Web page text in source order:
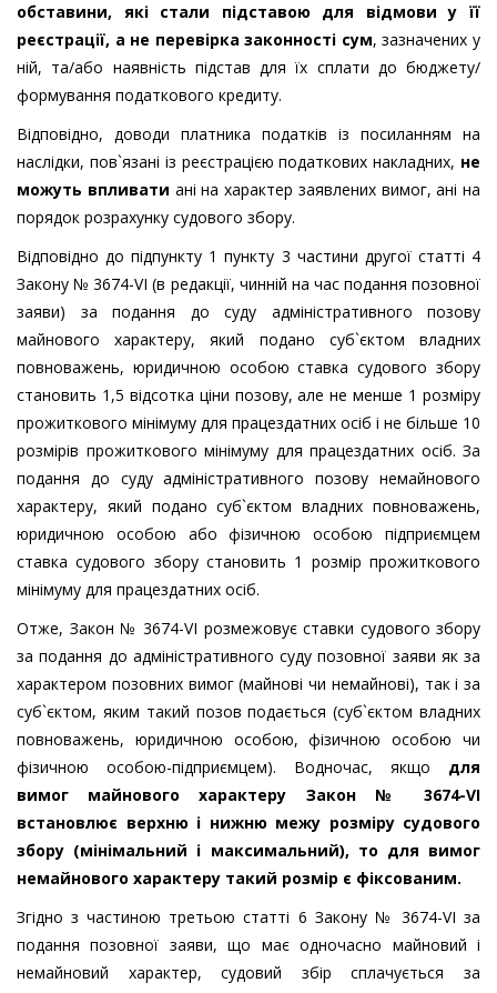
обставини, які стали підставою для відмови у її
реєстрації, а не перевірка законності сум, зазначених у
ній, та/або наявність підстав для їх сплати до бюджету/
формування податкового кредиту.
Відповідно, доводи платника податків із посиланням на
наслідки, пов`язані із реєстрацією податкових накладних, не
можуть впливати ані на характер заявлених вимог, ані на
порядок розрахунку судового збору.
Відповідно до підпункту 1 пункту 3 частини другої статті 4
Закону № 3674-VI (в редакції, чинній на час подання позовної
заяви) за подання до суду адміністративного позову
майнового характеру, який подано суб`єктом владних
повноважень, юридичною особою ставка судового збору
становить 1,5 відсотка ціни позову, але не менше 1 розміру
прожиткового мінімуму для працездатних осіб і не більше 10
розмірів прожиткового мінімуму для працездатних осіб. За
подання до суду адміністративного позову немайнового
характеру, який подано суб`єктом владних повноважень,
юридичною особою або фізичною особою підприємцем
ставка судового збору становить 1 розмір прожиткового
мінімуму для працездатних осіб.
Отже, Закон № 3674-VI розмежовує ставки судового збору
за подання до адміністративного суду позовної заяви як за
характером позовних вимог (майнові чи немайнові), так і за
суб`єктом, яким такий позов подається (суб`єктом владних
повноважень, юридичною особою, фізичною особою чи
фізичною особою-підприємцем). Водночас, якщо для
вимог майнового характеру Закон № 3674-VI
встановлює верхню і нижню межу розміру судового
збору (мінімальний і максимальний), то для вимог
немайнового характеру такий розмір є фіксованим.
Згідно з частиною третьою статті 6 Закону № 3674-VI за
подання позовної заяви, що має одночасно майновий і
немайновий характер, судовий збір сплачується за